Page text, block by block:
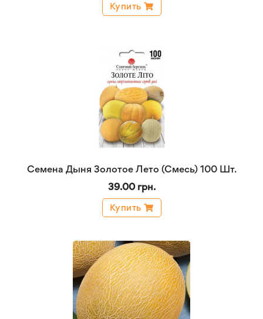
Купить
Семена Дыня Золотое Лето (Смесь) 100 Шт.
39.00 грн.
Купить